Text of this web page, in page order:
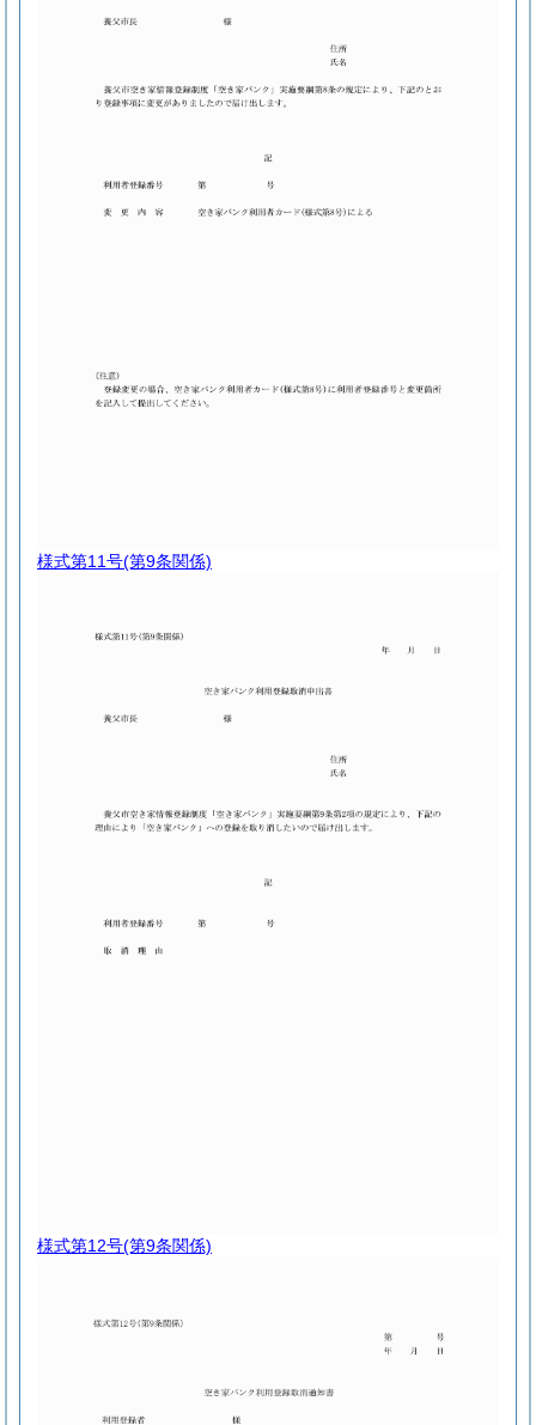
様式第11号(第9条関係)
様式第12号(第9条関係)